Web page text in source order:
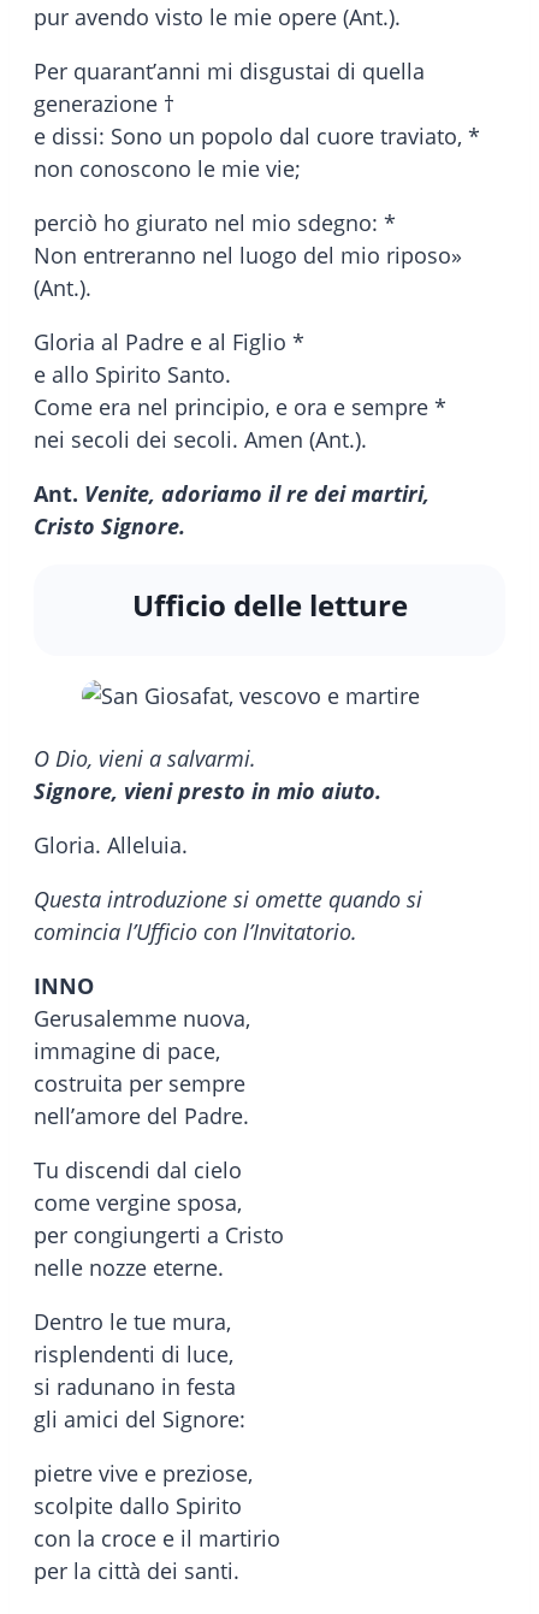
pur avendo visto le mie opere (Ant.).
Per quarant’anni mi disgustai di quella
generazione †
e dissi: Sono un popolo dal cuore traviato, *
non conoscono le mie vie;
perciò ho giurato nel mio sdegno: *
Non entreranno nel luogo del mio riposo»
(Ant.).
Gloria al Padre e al Figlio *
e allo Spirito Santo.
Come era nel principio, e ora e sempre *
nei secoli dei secoli. Amen (Ant.).
Ant. Venite, adoriamo il re dei martiri,
Cristo Signore.
Ufficio delle letture
O Dio, vieni a salvarmi.
Signore, vieni presto in mio aiuto.
Gloria. Alleluia.
Questa introduzione si omette quando si
comincia l’Ufficio con l’Invitatorio.
INNO
Gerusalemme nuova,
immagine di pace,
costruita per sempre
nell’amore del Padre.
Tu discendi dal cielo
come vergine sposa,
per congiungerti a Cristo
nelle nozze eterne.
Dentro le tue mura,
risplendenti di luce,
si radunano in festa
gli amici del Signore:
pietre vive e preziose,
scolpite dallo Spirito
con la croce e il martirio
per la città dei santi.